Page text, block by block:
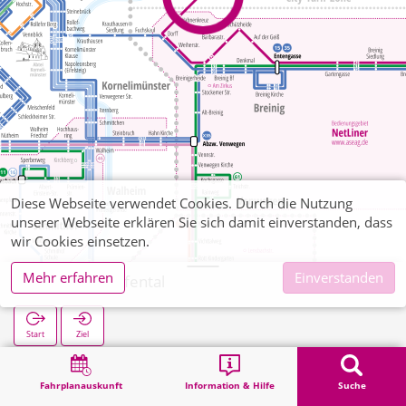
Fahrplanauskunft Information & Hilfe Suche
Büsbach Tiefental
Start Ziel
Büsbach Tiefental
Diese Webseite verwendet Cookies. Durch die Nutzung
unserer Webseite erklären Sie sich damit einverstanden, dass
wir Cookies einsetzen.
Mehr erfahren
Einverstanden